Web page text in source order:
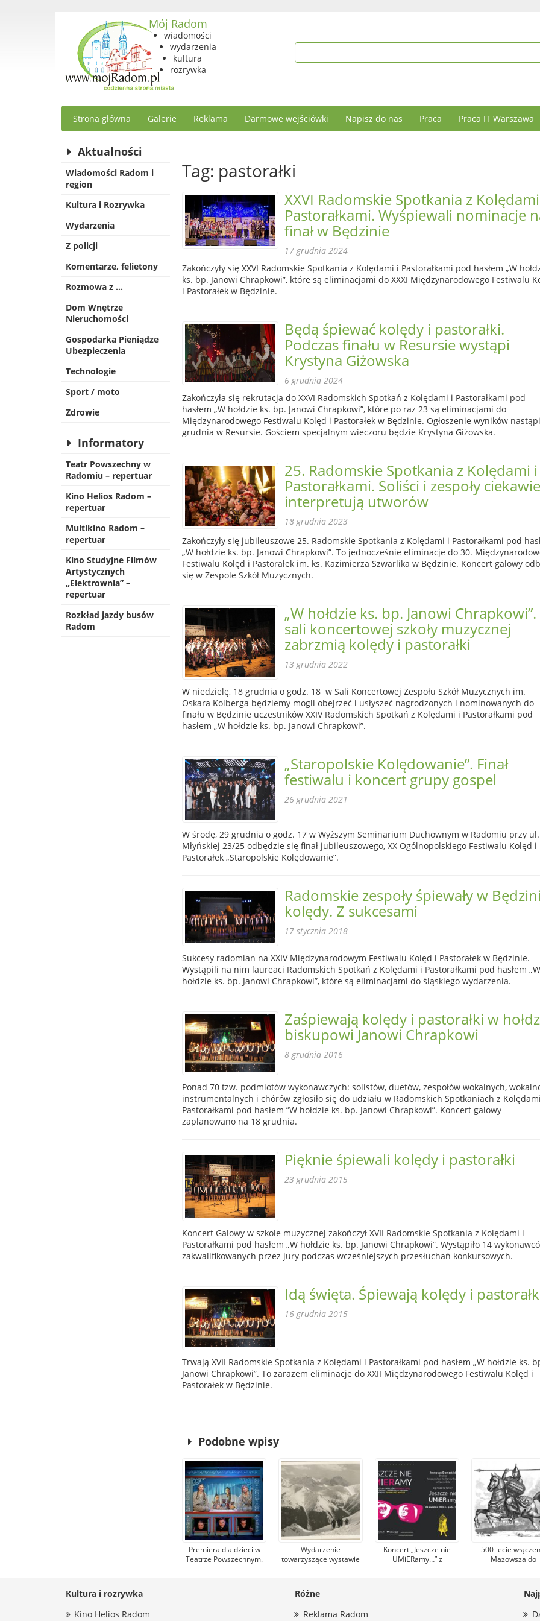
Mój Radom
wiadomości
wydarzenia
kultura
rozrywka
Strona główna Galerie Reklama Darmowe wejściówki Napisz do nas Praca Praca IT Warszawa
Aktualności
Wiadomości Radom i
region
Kultura i Rozrywka
Wydarzenia
Z policji
Komentarze, felietony
Rozmowa z …
Dom Wnętrze
Nieruchomości
Gospodarka Pieniądze
Ubezpieczenia
Technologie
Sport / moto
Zdrowie
Informatory
Teatr Powszechny w
Radomiu – repertuar
Kino Helios Radom –
repertuar
Multikino Radom –
repertuar
Kino Studyjne Filmów
Artystycznych
„Elektrownia” –
repertuar
Rozkład jazdy busów
Radom
Tag: pastorałki
XXVI Radomskie Spotkania z
Pastorałkami. Wyśpiewali nominacje
finał w Będzinie
17 grudnia 2024
Zakończyły się XXVI Radomskie Spotkania z Kolędami i Pastorałkami pod hasłem „W
ks. bp. Janowi Chrapkowi”, które są eliminacjami do XXXI Międzynarodowego Festiwalu
i Pastorałek w Będzinie.
Będą śpiewać kolędy i pastorałki.
Podczas finału w Resursie wystąpi
Krystyna Giżowska
6 grudnia 2024
Zakończyła się rekrutacja do XXVI Radomskich Spotkań z Kolędami i Pastorałkami pod
hasłem „W hołdzie ks. bp. Janowi Chrapkowi”, które po raz 23 są eliminacjami do
Międzynarodowego Festiwalu Kolęd i Pastorałek w Będzinie. Ogłoszenie wyników
grudnia w Resursie. Gościem specjalnym wieczoru będzie Krystyna Giżowska.
25. Radomskie Spotkania z Kolędami i
Pastorałkami. Soliści i zespoły ciekawie
interpretują utworów
18 grudnia 2023
Zakończyły się jubileuszowe 25. Radomskie Spotkania z Kolędami i Pastorałkami pod
„W hołdzie ks. bp. Janowi Chrapkowi”. To jednocześnie eliminacje do 30.
Festiwalu Kolęd i Pastorałek im. ks. Kazimierza Szwarlika w Będzinie. Koncert galowy
się w Zespole Szkół Muzycznych.
„W hołdzie ks. bp. Janowi Chrapkowi”.
sali koncertowej szkoły muzycznej
zabrzmią kolędy i pastorałki
13 grudnia 2022
W niedzielę, 18 grudnia o godz. 18 w Sali Koncertowej Zespołu Szkół Muzycznych im.
Oskara Kolberga będziemy mogli obejrzeć i usłyszeć nagrodzonych i nominowanych do
finału w Będzinie uczestników XXIV Radomskich Spotkań z Kolędami i Pastorałkami pod
hasłem „W hołdzie ks. bp. Janowi Chrapkowi”.
„Staropolskie Kolędowanie”. Finał
festiwalu i koncert grupy gospel
26 grudnia 2021
W środę, 29 grudnia o godz. 17 w Wyższym Seminarium Duchownym w Radomiu przy ul.
Młyńskiej 23/25 odbędzie się finał jubileuszowego, XX Ogólnopolskiego Festiwalu Kolęd i
Pastorałek „Staropolskie Kolędowanie”.
Radomskie zespoły śpiewały w
kolędy. Z sukcesami
17 stycznia 2018
Sukcesy radomian na XXIV Międzynarodowym Festiwalu Kolęd i Pastorałek w Będzinie.
Wystąpili na nim laureaci Radomskich Spotkań z Kolędami i Pastorałkami pod hasłem „W
hołdzie ks. bp. Janowi Chrapkowi”, które są eliminacjami do śląskiego wydarzenia.
Zaśpiewają kolędy i pastorałki w
biskupowi Janowi Chrapkowi
8 grudnia 2016
Ponad 70 tzw. podmiotów wykonawczych: solistów, duetów, zespołów wokalnych,
instrumentalnych i chórów zgłosiło się do udziału w Radomskich Spotkaniach z
Pastorałkami pod hasłem ”W hołdzie ks. bp. Janowi Chrapkowi”. Koncert galowy
zaplanowano na 18 grudnia.
Pięknie śpiewali kolędy i pastorałki
23 grudnia 2015
Koncert Galowy w szkole muzycznej zakończył XVII Radomskie Spotkania z Kolędami i
Pastorałkami pod hasłem „W hołdzie ks. bp. Janowi Chrapkowi”. Wystąpiło 14
zakwalifikowanych przez jury podczas wcześniejszych przesłuchań konkursowych.
Idą święta. Śpiewają kolędy i
16 grudnia 2015
Trwają XVII Radomskie Spotkania z Kolędami i Pastorałkami pod hasłem „W hołdzie ks.
Janowi Chrapkowi”. To zarazem eliminacje do XXII Międzynarodowego Festiwalu Kolęd i
Pastorałek w Będzinie.
Podobne wpisy
Premiera dla dzieci w
Teatrze Powszechnym.
Wydarzenie
towarzyszące wystawie
Muzeum zaprasza na
spotkanie z
Szatkowskim
Koncert „Jeszcze nie
UMiERamy…” z
500-lecie
Mazowsza do
Kultura i rozrywka
Kino Helios Radom
Różne
Reklama Radom